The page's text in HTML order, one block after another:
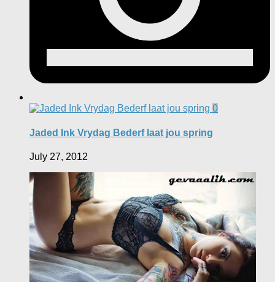
0
Jaded Ink Vrydag Bederf laat jou spring
July 27, 2012